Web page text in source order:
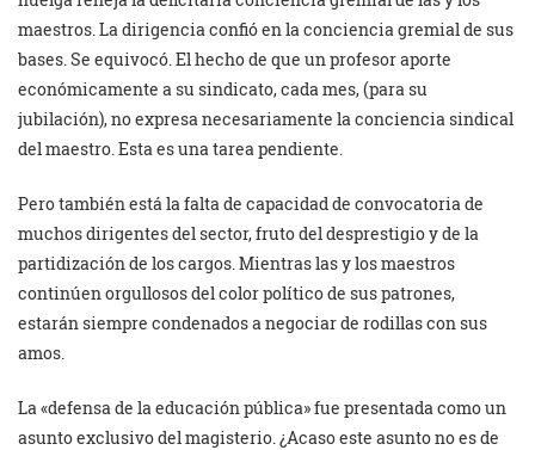
maestros. La dirigencia confió en la conciencia gremial de sus
bases. Se equivocó. El hecho de que un profesor aporte
económicamente a su sindicato, cada mes, (para su
jubilación), no expresa necesariamente la conciencia sindical
del maestro. Esta es una tarea pendiente.
Pero también está la falta de capacidad de convocatoria de
muchos dirigentes del sector, fruto del desprestigio y de la
partidización de los cargos. Mientras las y los maestros
continúen orgullosos del color político de sus patrones,
estarán siempre condenados a negociar de rodillas con sus
amos.
La «defensa de la educación pública» fue presentada como un
asunto exclusivo del magisterio. ¿Acaso este asunto no es de